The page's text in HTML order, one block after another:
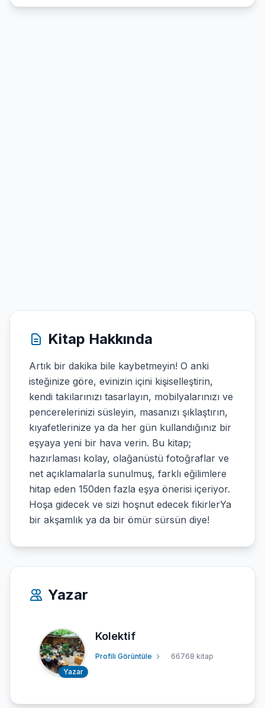
Kitap Hakkında
Artık bir dakika bile kaybetmeyin! O anki
isteğinize göre, evinizin içini kişiselleştirin,
kendi takılarınızı tasarlayın, mobilyalarınızı ve
pencerelerinizi süsleyin, masanızı şıklaştırın,
kıyafetlerinize ya da her gün kullandığınız bir
eşyaya yeni bir hava verin. Bu kitap;
hazırlaması kolay, olağanüstü fotoğraflar ve
net açıklamalarla sunulmuş, farklı eğilimlere
hitap eden 150den fazla eşya önerisi içeriyor.
Hoşa gidecek ve sizi hoşnut edecek fikirlerYa
bir akşamlık ya da bir ömür sürsün diye!
Yazar
Yazar
Kolektif
Profili Görüntüle 66768 kitap